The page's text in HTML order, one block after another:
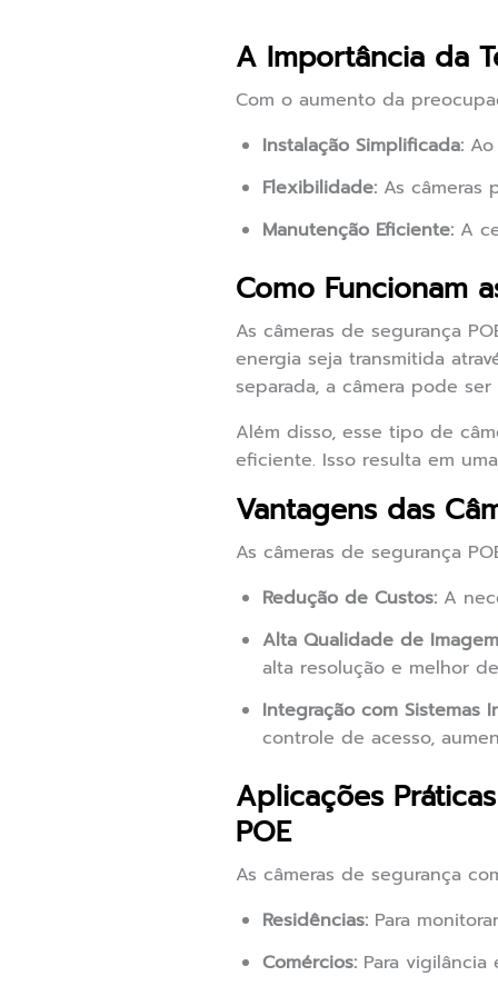
A Importância da
Com o aumento da
Instalação Simplificada:
Flexibilidade: As câmeras
Manutenção Eficiente: A
Como Funcionam
As câmeras de segurança
energia seja transmitida
separada, a câmera pode
Além disso, esse tipo de
eficiente. Isso resulta em
Vantagens das
As câmeras de segurança
Redução de Custos: A
Alta Qualidade de
alta resolução e melhor
Integração com Sistemas
controle de acesso,
Aplicações
POE
As câmeras de segurança
Residências: Para
Comércios: Para